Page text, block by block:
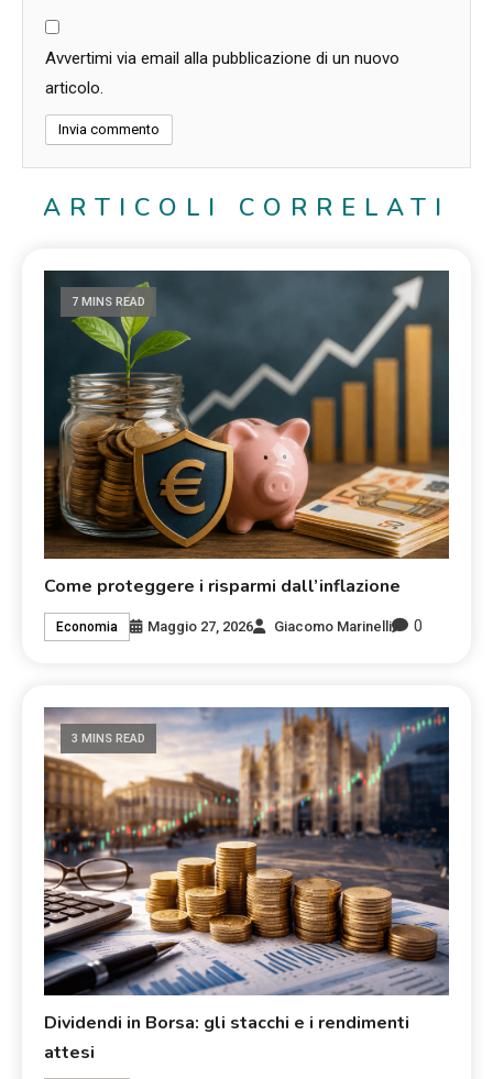
Avvertimi via email alla pubblicazione di un nuovo
articolo.
ARTICOLI CORRELATI
7 MINS READ
Come proteggere i risparmi dall’inflazione
Economia Maggio 27, 2026 Giacomo Marinelli 0
3 MINS READ
Dividendi in Borsa: gli stacchi e i rendimenti
attesi